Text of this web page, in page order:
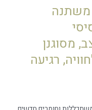
מסוגנן
רגיעה